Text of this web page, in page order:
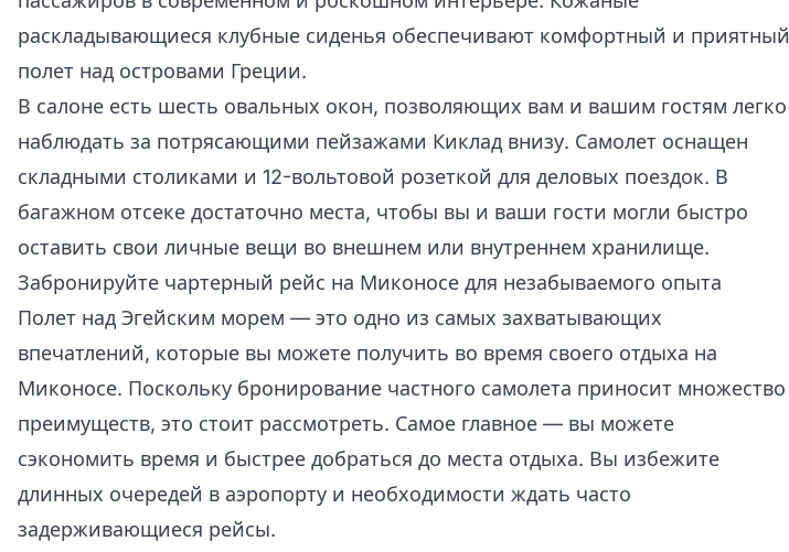
раскладывающиеся клубные сиденья обеспечивают комфортный и приятный
полет над островами Греции.
В салоне есть шесть овальных окон, позволяющих вам и вашим гостям легко
наблюдать за потрясающими пейзажами Киклад внизу. Самолет оснащен
складными столиками и 12-вольтовой розеткой для деловых поездок. В
багажном отсеке достаточно места, чтобы вы и ваши гости могли быстро
оставить свои личные вещи во внешнем или внутреннем хранилище.
Забронируйте чартерный рейс на Миконосе для незабываемого опыта
Полет над Эгейским морем — это одно из самых захватывающих
впечатлений, которые вы можете получить во время своего отдыха на
Миконосе. Поскольку бронирование частного самолета приносит множество
преимуществ, это стоит рассмотреть. Самое главное — вы можете
сэкономить время и быстрее добраться до места отдыха. Вы избежите
длинных очередей в аэропорту и необходимости ждать часто
задерживающиеся рейсы.